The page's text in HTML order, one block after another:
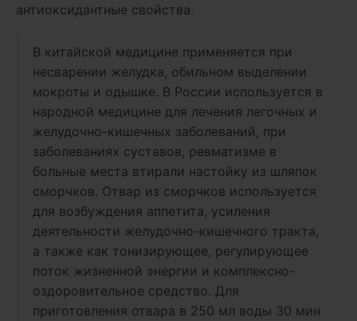
антиоксидантные свойства.
В китайской медицине применяется при
несварении желудка, обильном выделении
мокроты и одышке. В России используется в
народной медицине для лечения легочных и
желудочно-кишечных заболеваний, при
заболеваниях суставов, ревматизме в
больные места втирали настойку из шляпок
сморчков. Отвар из сморчков используется
для возбуждения аппетита, усиления
деятельности желудочно-кишечного тракта,
а также как тонизирующее, регулирующее
поток жизненной энергии и комплексно-
оздоровительное средство. Для
приготовления отвара в 250 мл воды 30 мин